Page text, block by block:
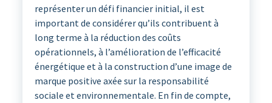
représenter un défi financier initial, il est
important de considérer qu’ils contribuent à
long terme à la réduction des coûts
opérationnels, à l’amélioration de l’efficacité
énergétique et à la construction d’une image de
marque positive axée sur la responsabilité
sociale et environnementale. En fin de compte,